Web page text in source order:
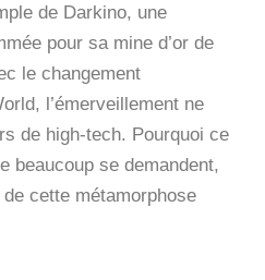
de Darkino, une
pour sa mine d’or de
le changement
l’émerveillement ne
de high-tech. Pourquoi ce
beaucoup se demandent,
cette métamorphose